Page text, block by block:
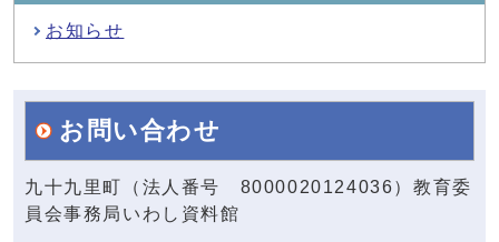
お知らせ
お問い合わせ
九十九里町（法人番号 8000020124036）教育委
員会事務局いわし資料館